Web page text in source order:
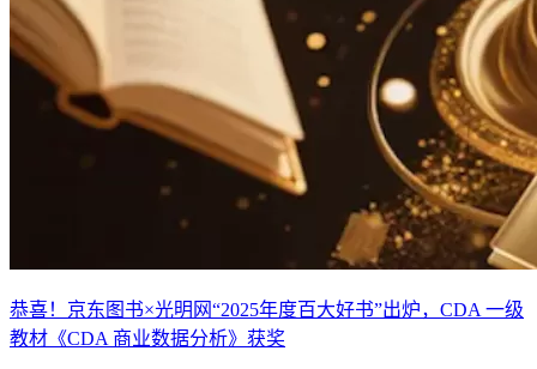
恭喜！京东图书×光明网“2025年度百大好书”出炉，CDA 一级
教材《CDA 商业数据分析》获奖